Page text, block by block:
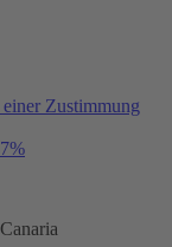
Zustimmung